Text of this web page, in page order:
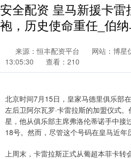
安全配资 皇马新援卡雷
袍，历史使命重任_伯
来源：恒丰配资平台 网站：博星
13:05:30
查看：210
北京时间7月15日，皇家马德里俱乐部
左后卫阿尔瓦罗·卡雷拉斯的加盟仪式
星，他从俱乐部主席弗洛伦蒂诺手中
18号。然而，尽管这个号码在皇马近年
上周末，卡雷拉斯正式从葡超本菲卡转